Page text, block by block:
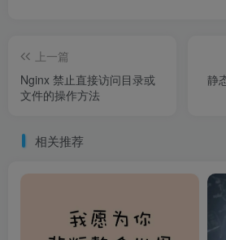
上一篇
Nginx 禁止直接访问目录或
文件的操作方法
静
相关推荐